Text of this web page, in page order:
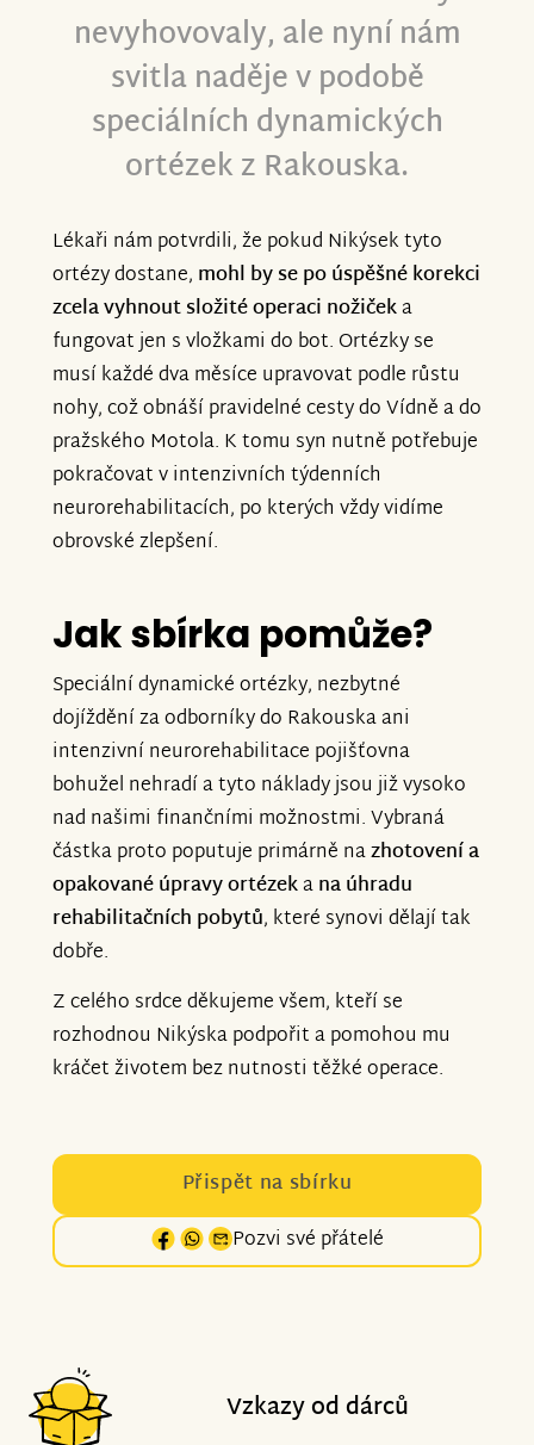
nevyhovovaly, ale nyní nám
svitla naděje v podobě
speciálních dynamických
ortézek z Rakouska.
Lékaři nám potvrdili, že pokud Nikýsek tyto
ortézy dostane, mohl by se po úspěšné korekci
zcela vyhnout složité operaci nožičeka
fungovat jen s vložkami do bot. Ortézky se
musí každé dva měsíce upravovat podle růstu
nohy, což obnáší pravidelné cesty do Vídně a do
pražského Motola. K tomu syn nutně potřebuje
pokračovat v intenzivních týdenních
neurorehabilitacích, po kterých vždy vidíme
obrovské zlepšení.
Jak sbírka pomůže?
Speciální dynamické ortézky, nezbytné
dojíždění za odborníky do Rakouska ani
intenzivní neurorehabilitace pojišťovna
bohužel nehradí a tyto náklady jsou již vysoko
nad našimi finančními možnostmi. Vybraná
částka proto poputuje primárně nazhotovení a
opakované úpravy ortézekana úhradu
rehabilitačních pobytů, které synovi dělají tak
dobře.
Z celého srdce děkujeme všem, kteří se
rozhodnou Nikýska podpořit a pomohou mu
kráčet životem bez nutnosti těžké operace.
Přispět na sbírku
Pozvi své přátelé
Vzkazy od dárců